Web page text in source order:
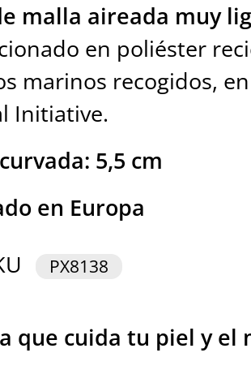
malla aireada muy
en poliéster
marinos recogidos,
Initiative.
5,5 cm
en Europa
PX8138
que cuida tu piel y